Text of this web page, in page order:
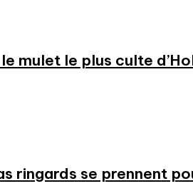
mulet le plus culte
ringards se prennent